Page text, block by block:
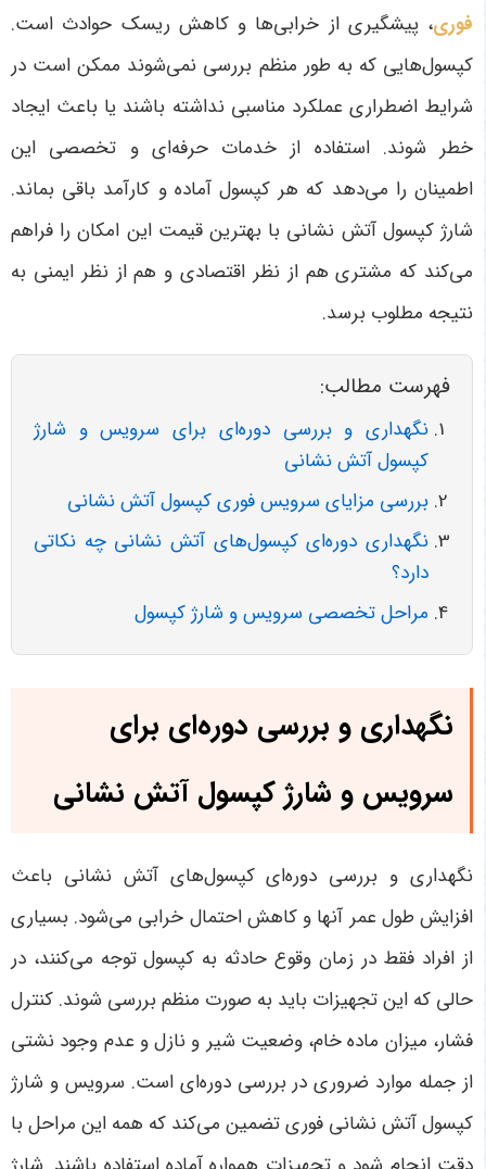
فوری، پیشگیری از خرابی‌ها و کاهش ریسک حوادث است.
کپسول‌هایی که به طور منظم بررسی نمی‌شوند ممکن است در
شرایط اضطراری عملکرد مناسبی نداشته باشند یا باعث ایجاد
خطر شوند. استفاده از خدمات حرفه‌ای و تخصصی این
اطمینان را می‌دهد که هر کپسول آماده و کارآمد باقی بماند.
شارژ کپسول آتش نشانی با بهترین قیمت این امکان را فراهم
می‌کند که مشتری هم از نظر اقتصادی و هم از نظر ایمنی به
نتیجه مطلوب برسد.
فهرست مطالب:
نگهداری و بررسی دوره‌ای برای سرویس و شارژ
کپسول آتش نشانی
بررسی مزایای سرویس فوری کپسول آتش نشانی
نگهداری دوره‌ای کپسول‌های آتش نشانی چه نکاتی
دارد؟
مراحل تخصصی سرویس و شارژ کپسول
نگهداری و بررسی دوره‌ای برای
سرویس و شارژ کپسول آتش نشانی
نگهداری و بررسی دوره‌ای کپسول‌های آتش نشانی باعث
افزایش طول عمر آنها و کاهش احتمال خرابی می‌شود. بسیاری
از افراد فقط در زمان وقوع حادثه به کپسول توجه می‌کنند، در
حالی که این تجهیزات باید به صورت منظم بررسی شوند. کنترل
فشار، میزان ماده خام، وضعیت شیر و نازل و عدم وجود نشتی
از جمله موارد ضروری در بررسی دوره‌ای است. سرویس و شارژ
کپسول آتش نشانی فوری تضمین می‌کند که همه این مراحل با